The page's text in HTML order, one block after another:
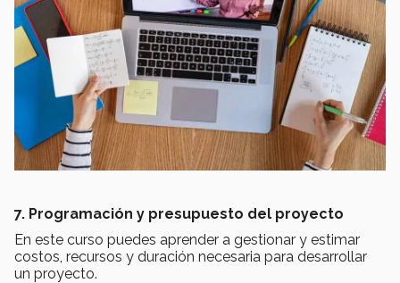
7. Programación y presupuesto del proyecto
En este curso puedes aprender a gestionar y estimar
costos, recursos y duración necesaria para desarrollar
un proyecto.